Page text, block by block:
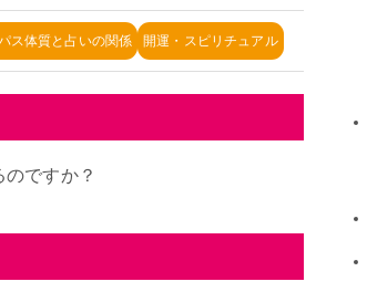
ス体質と占いの関係 開運・スピリチュアル
ですか？